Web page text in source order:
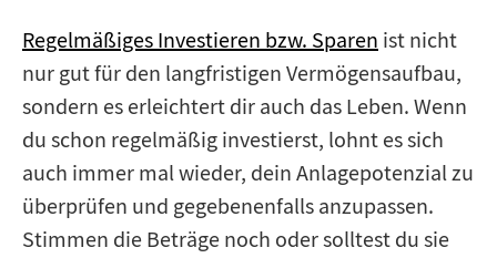
Regelmäßiges Investieren bzw. Sparen ist nicht
nur gut für den langfristigen Vermögensaufbau,
sondern es erleichtert dir auch das Leben. Wenn
du schon regelmäßig investierst, lohnt es sich
auch immer mal wieder, dein Anlagepotenzial zu
überprüfen und gegebenenfalls anzupassen.
Stimmen die Beträge noch oder solltest du sie